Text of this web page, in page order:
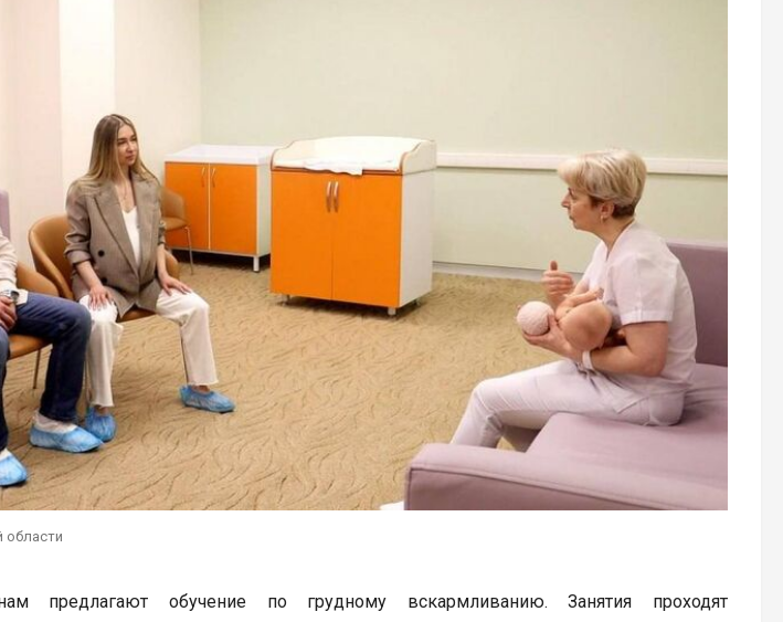
области
предлагают обучение по грудному вскармливанию. Занятия проходят